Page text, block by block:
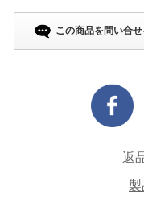
この商品を問い合せ
返
製